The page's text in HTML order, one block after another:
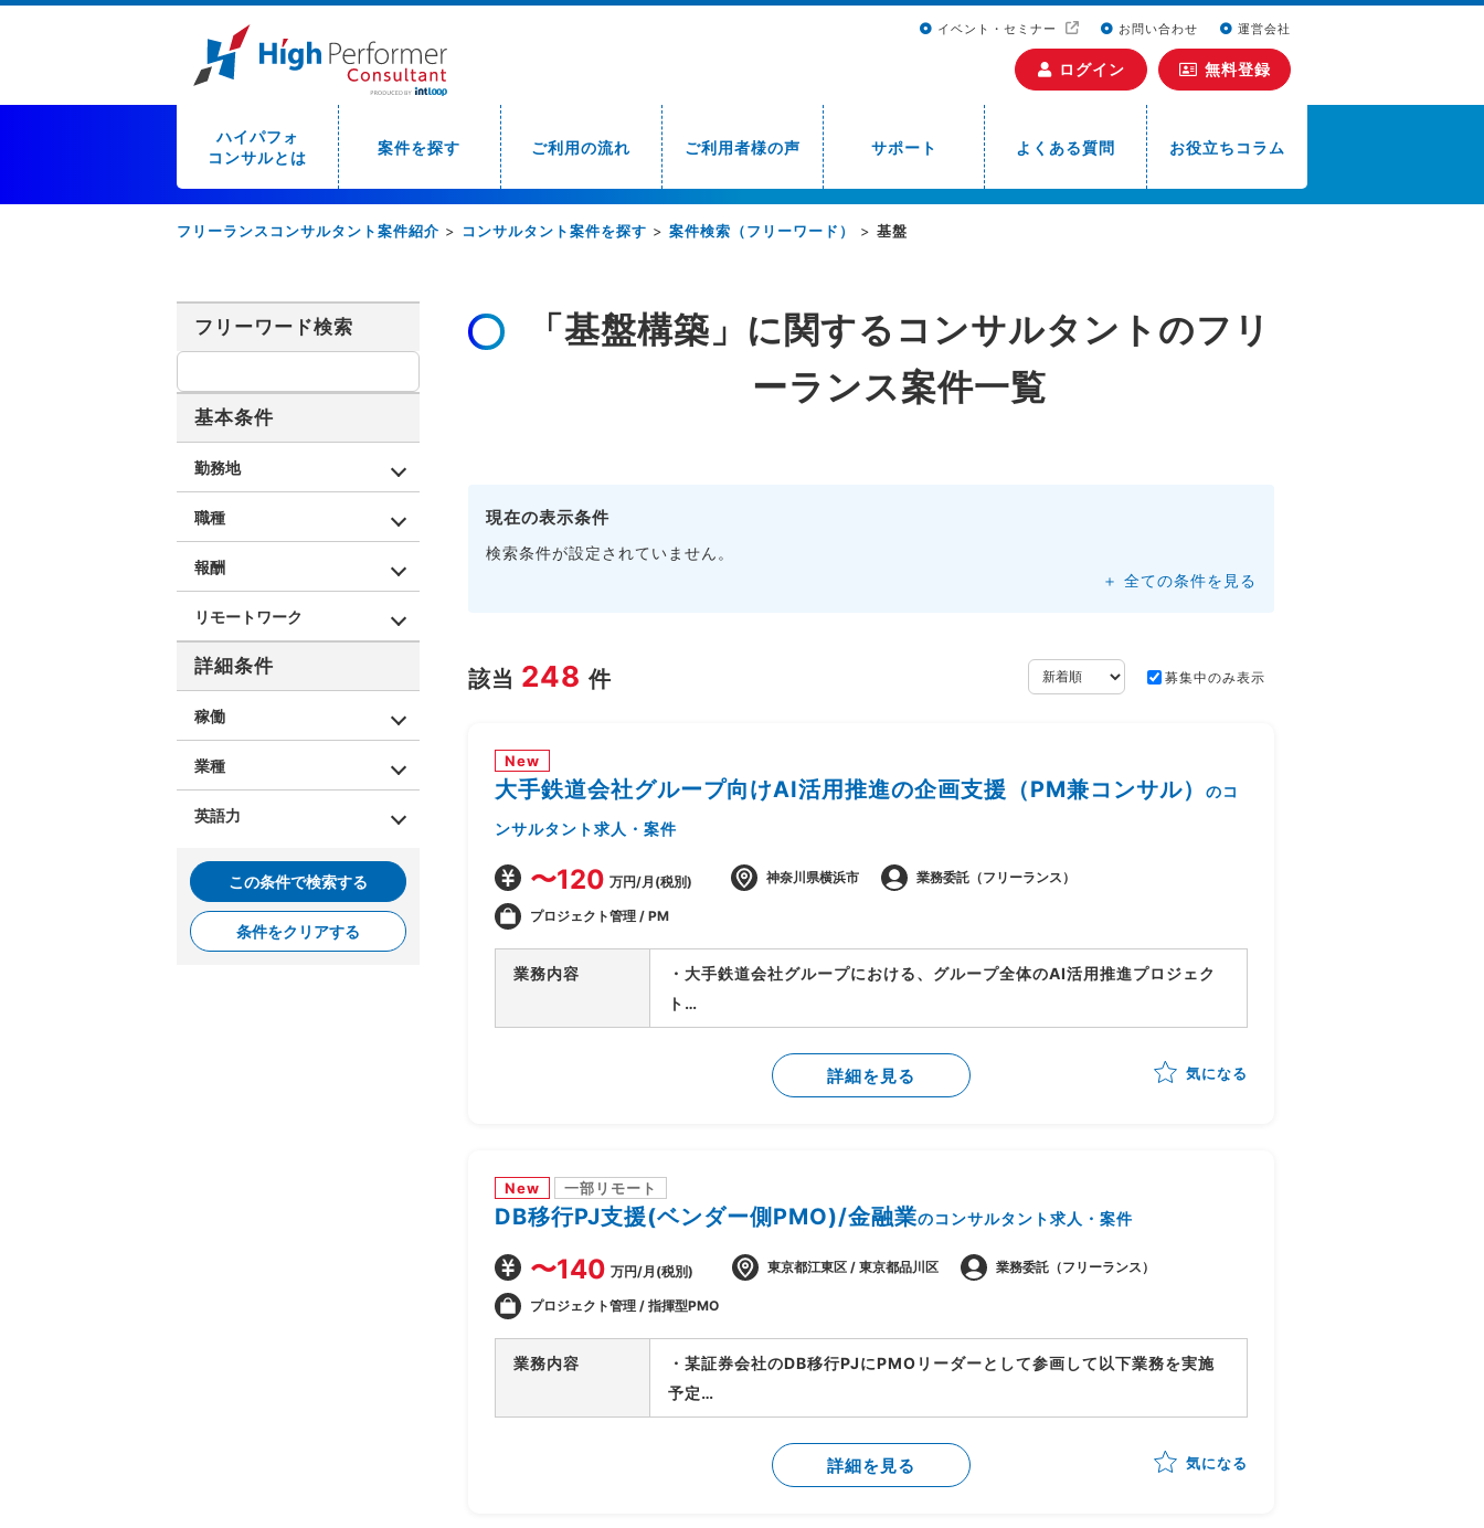
イベント・セミナー お問い合わせ 運営会社
ログイン 無料登録
ハイパフォ
コンサルとは
案件を探す ご利用の流れ ご利用者様の声 サポート よくある質問 お役立ちコラム
フリーランスコンサルタント案件紹介 > コンサルタント案件を探す > 案件検索（フリーワード） > 基盤
「基盤構築」に関するコンサルタントのフリ
ーランス案件一覧
現在の表示条件
検索条件が設定されていません。
＋ 全ての条件を見る
該当 248 件 募集中のみ表示
New
大手鉄道会社グループ向けAI活用推進の企画支援（PM兼コンサル）
のコ
ンサルタント求人・案件
〜120 万円/月(税別) 神奈川県横浜市 業務委託（フリーランス）
プロジェクト管理 / PM
業務内容
・大手鉄道会社グループにおける、グループ全体のAI活用推進プロジェク
ト
・要件が固まっていない段階から顧客に入り、業務プロセスの整理とAI活
用方針の設計を担当
・顧客の業務プロセスのヒアリング・可視化・整理
・後続フェーズに向けた要件整理と、開発チームへの引き継ぎ
詳細を見る 気になる
New 一部リモート
DB移行PJ支援(ベンダー側PMO)/金融業のコンサルタント求人・案件
〜140 万円/月(税別) 東京都江東区 / 東京都品川区 業務委託（フリーランス）
プロジェクト管理 / 指揮型PMO
業務内容
・某証券会社のDB移行PJにPMOリーダーとして参画して以下業務を実施
予定
-SAP ASE→DB2マイグレーションPJ全体の進捗管理/情報収集
-開発BP社の進捗状況/障害解消状況/移行対応状況の総合的な管理
-製造/単体/結合/総合テスト(3パラレル進行)の全体スケジュール管理
詳細を見る 気になる
フリーワード検索
基本条件
勤務地
職種
報酬
リモートワーク
詳細条件
稼働
業種
英語力
この条件で検索する
条件をクリアする